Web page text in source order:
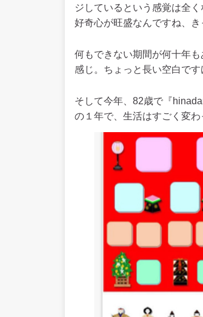
ジしているという感覚は全
好奇心が旺盛なんですね、き
何もできない期間が何十年
感じ。ちょっと長い空白です
そして今年、82歳で『
の１年で、生活はすごく変